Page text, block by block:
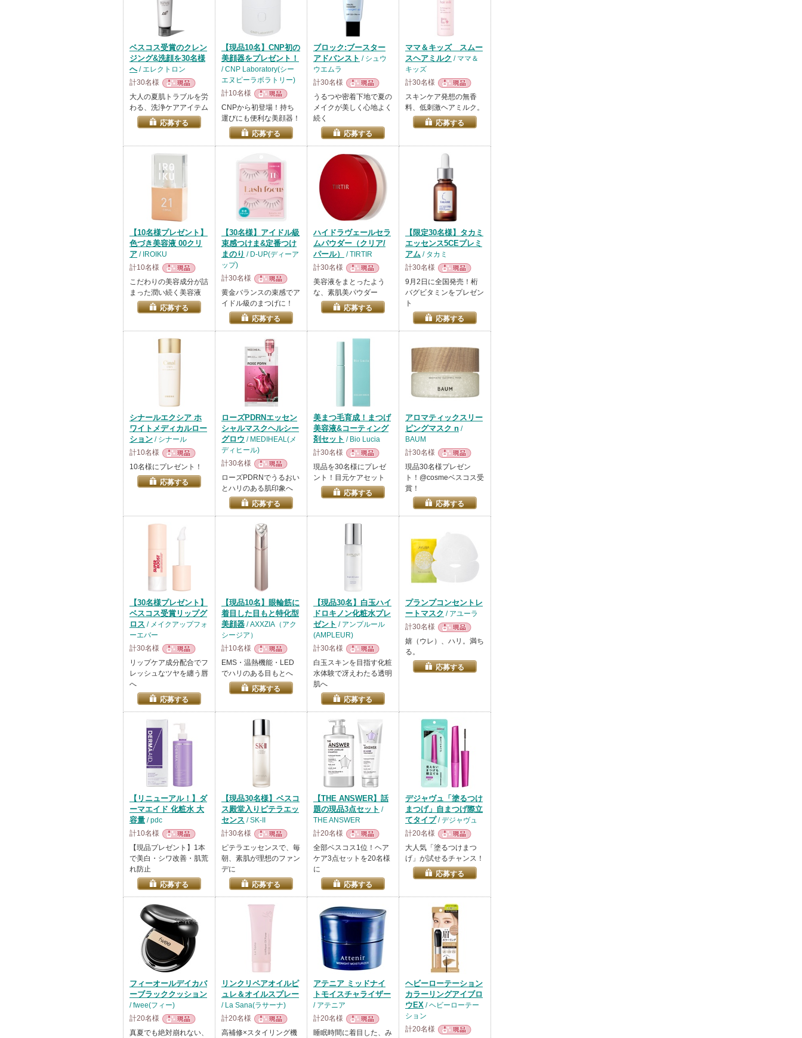
ベスコス受賞のクレン
ジング&洗顔を30名様
へ/ エレクトロン
計30名様
現品
大人の夏肌トラブルを労
わる、洗浄ケアアイテム
応募する
【現品10名】CNP初の
美顔器をプレゼント！
/ CNP Laboratory(シー
エヌピーラボラトリー)
計10名様
現品
CNPから初登場！持ち
運びにも便利な美顔器！
応募する
ブロック:ブースター
アドバンスト / シュウ
ウエムラ
計30名様
現品
うるつや密着下地で夏の
メイクが美しく心地よく
続く
応募する
ママ＆キッズ スムー
スヘアミルク / ママ＆
キッズ
計30名様
現品
スキンケア発想の無香
料、低刺激ヘアミルク。
応募する
【10名様プレゼント】
色づき美容液 00クリ
ア / IROIKU
計10名様
現品
こだわりの美容成分が詰
まった潤い続く美容液
応募する
【30名様】アイドル級
束感つけま&定番つけ
まのり / D-UP(ディーア
ップ)
計30名様
現品
黄金バランスの束感でア
イドル級のまつげに！
応募する
ハイドラヴェールセラ
ムパウダー（クリア/
パール）
/ TIRTIR
計30名様
現品
美容液をまとったよう
な、素肌美パウダー
応募する
【限定30名様】タカミ
エッセンス5CEプレミ
アム / タカミ
計30名様
現品
9月2日に全国発売！桁
バグビタミンをプレゼン
ト
応募する
シナールエクシア ホ
ワイトメディカルロー
ション / シナール
計10名様
現品
10名様にプレゼント！
応募する
ローズPDRNエッセン
シャルマスクヘルシー
グロウ / MEDIHEAL(メ
ディヒール)
計30名様
現品
ローズPDRNでうるおい
とハリのある肌印象へ
応募する
美まつ毛育成！まつげ
美容液&コーティング
剤セット / Bio Lucia
計30名様
現品
現品を30名様にプレゼ
ント！目元ケアセット
応募する
アロマティックスリー
ピングマスク n /
BAUM
計30名様
現品
現品30名様プレゼン
ト！@cosmeベスコス受
賞！
応募する
【30名様プレゼント】
ベスコス受賞リップグ
ロス / メイクアップフォ
ーエバー
計30名様
現品
リップケア成分配合でフ
レッシュなツヤを纏う唇
へ
応募する
【現品10名】眼輪筋に
着目した目もと特化型
美顔器 / AXXZIA（アク
シージア）
計10名様
現品
EMS・温熱機能・LED
でハリのある目もとへ
応募する
【現品30名】白玉ハイ
ドロキノン化粧水プレ
ゼント / アンプルール
(AMPLEUR)
計30名様
現品
白玉スキンを目指す化粧
水体験で冴えわたる透明
肌へ
応募する
プランプコンセントレ
ートマスク / アユーラ
計30名様
現品
嬉（ウレ）、ハリ。満ち
る。
応募する
【リニューアル！】ダ
ーマエイド 化粧水 大
容量 / pdc
計10名様
現品
【現品プレゼント】1本
で美白・シワ改善・肌荒
れ防止
応募する
【現品30名様】ベスコ
ス殿堂入りピテラエッ
センス / SK-II
計30名様
現品
ピテラエッセンスで、毎
朝、素肌が理想のファン
デに
応募する
【THE ANSWER】話
題の現品3点セット /
THE ANSWER
計20名様
現品
全部ベスコス1位！ヘア
ケア3点セットを20名様
に
応募する
デジャヴュ「塗るつけ
まつげ」自まつげ際立
てタイプ/ デジャヴュ
計20名様
現品
大人気「塗るつけまつ
げ」が試せるチャンス！
応募する
フィーオールデイカバ
ーブラッククッション
/ fwee(フィー)
計20名様
現品
真夏でも絶対崩れない、
リンクリペアオイルピ
ュレ＆オイルスプレー
/ La Sana(ラサーナ)
計20名様
現品
高補修×スタイリング機
アテニア ミッドナイ
トモイスチャライザー
/ アテニア
計20名様
現品
睡眠時間に着目した、み
ヘビーローテーション
カラーリングアイブロ
ウEX / ヘビーローテー
ション
計20名様